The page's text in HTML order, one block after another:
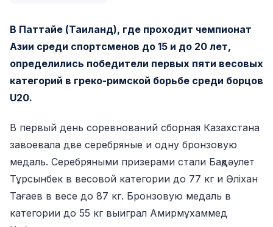
В Паттайе (Таиланд), где проходит чемпионат
Азии среди спортсменов до 15 и до 20 лет,
определились победители первых пяти весовых
категорий в греко-римской борьбе среди борцов
U20.
В первый день соревнований сборная Казахстана
завоевала две серебряные и одну бронзовую
медаль. Серебряными призерами стали Бақдәулет
Тұрсынбек в весовой категории до 77 кг и Әліхан
Тағаев в весе до 87 кг. Бронзовую медаль в
категории до 55 кг выиграл Амирмұхаммед